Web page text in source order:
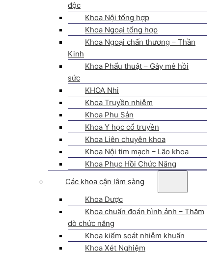
độc
Khoa Nội tổng hợp
Khoa Ngoại tổng hợp
Khoa Ngoại chấn thương – Thần
Kinh
Khoa Phẩu thuật – Gây mê hồi
sức
KHOA Nhi
Khoa Truyền nhiễm
Khoa Phụ Sản
Khoa Y học cổ truyền
Khoa Liên chuyên khoa
Khoa Nội tim mạch – Lão khoa
Khoa Phục Hồi Chức Năng
Các khoa cận lâm sàng
Khoa Dược
Khoa chuẩn đoán hình ảnh – Thăm
dò chức năng
Khoa kiểm soát nhiễm khuẩn
Khoa Xét Nghiệm